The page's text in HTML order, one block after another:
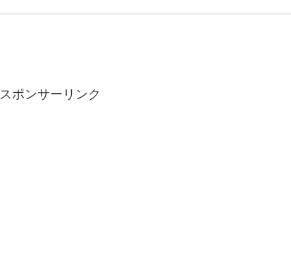
スポンサーリンク